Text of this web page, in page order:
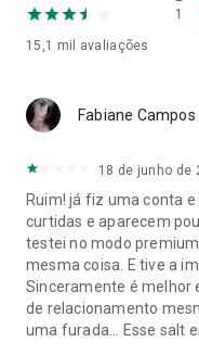
Adventista do 7º Dia,
Igreja de Cristo, Igreja de
Denominacional, amor
cristão, eden,
Batista do Sul, namoro
todos os outros cristãos
procura um app gratuito
denominações, o SALT
Instale e junte-se ao
gratuitamente para dar
encontrar pessoas
15,1 mil avaliações
1
Fabiane Campos
18 de junho de
Ruim! já fiz uma conta
curtidas e aparecem
testei no modo
mesma coisa. E tive a
Sinceramente é melhor
de relacionamento
uma furada... Esse salt